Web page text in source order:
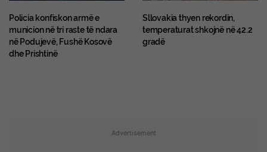
Policia konfiskon armë e
municion në tri raste të ndara
në Podujevë, Fushë Kosovë
dhe Prishtinë
Sllovakia thyen rekordin,
temperaturat shkojnë në 42.2
gradë
Advertisement